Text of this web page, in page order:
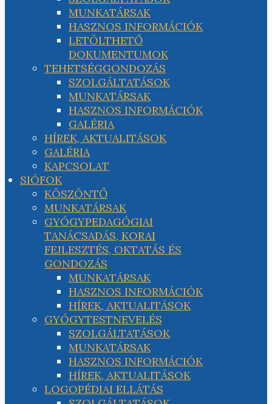
MUNKATÁRSAK
HASZNOS INFORMÁCIÓK
LETÖLTHETŐ
DOKUMENTUMOK
TEHETSÉGGONDOZÁS
SZOLGÁLTATÁSOK
MUNKATÁRSAK
HASZNOS INFORMÁCIÓK
GALÉRIA
HÍREK, AKTUALITÁSOK
GALÉRIA
KAPCSOLAT
SIÓFOK
KÖSZÖNTŐ
MUNKATÁRSAK
GYÓGYPEDAGÓGIAI
TANÁCSADÁS, KORAI
FEJLESZTÉS, OKTATÁS ÉS
GONDOZÁS
MUNKATÁRSAK
HASZNOS INFORMÁCIÓK
HÍREK, AKTUALITÁSOK
GYÓGYTESTNEVELÉS
SZOLGÁLTATÁSOK
MUNKATÁRSAK
HASZNOS INFORMÁCIÓK
HÍREK, AKTUALITÁSOK
LOGOPÉDIAI ELLÁTÁS